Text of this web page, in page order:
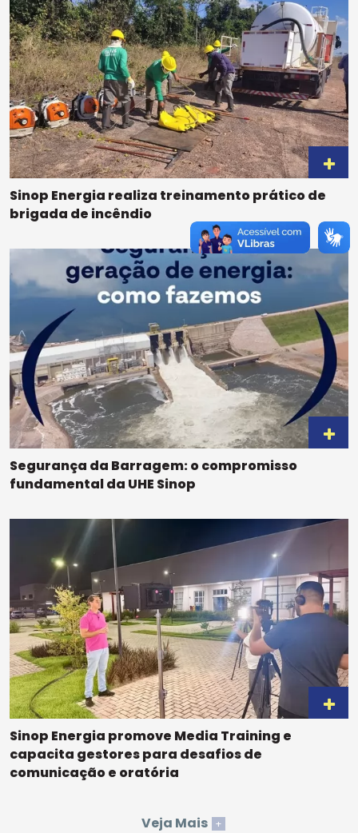
Sinop Energia realiza treinamento prático de
brigada de incêndio
Segurança da Barragem: o compromisso
fundamental da UHE Sinop
Sinop Energia promove Media Training e
capacita gestores para desafios de
comunicação e oratória
Veja Mais +